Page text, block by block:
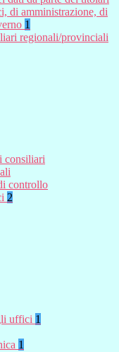
di amministrazione, di
1
regionali/provinciali
consiliari
controllo
2
uffici 1
1